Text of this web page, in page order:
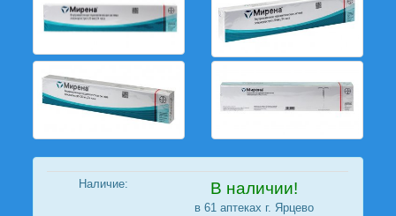
Наличие: В наличии!
в 61 аптеках г. Ярцево